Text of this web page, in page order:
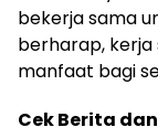
bekerja sama
berharap,
manfaat bagi
Cek Berita